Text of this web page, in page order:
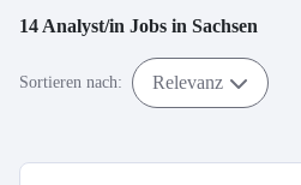
14 Analyst/in Jobs in Sachsen
Sortieren nach: Relevanz